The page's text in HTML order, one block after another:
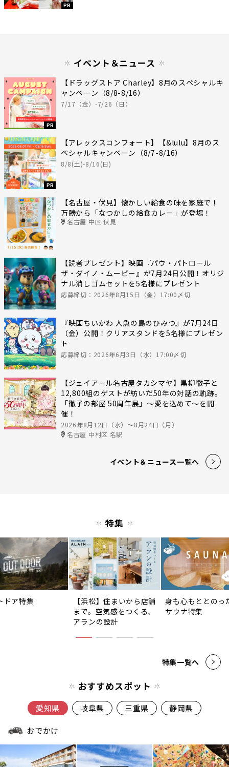
PR
イベント＆ニュース
PR
【ドラッグストア Charley】8月のスペシャルキ
ャンペーン（8/8-8/16）
7/17（金）-7/26（日）
PR
【アレックスコンフォート】【&lulu】8月のス
ペシャルキャンペーン（8/7-8/16）
8/8(土)-8/16(日)
【名古屋・伏見】懐かしい給食の味を家庭で！
万勝から「なつかしの給食カレー」が登場！
名古屋 中区 伏見
【読者プレゼント】映画『パウ・パトロール
ザ・ダイノ・ムービー』が7月24日公開！オリジ
ナル消しゴムセットを5名様にプレゼント
応募締切：2026年8月15日（金）17:00〆切
『映画ちいかわ 人魚の島のひみつ』が7月24日
（金）公開！クリアスタンドを5名様にプレゼン
ト
応募締切：2026年6月3日（水）17:00〆切
【ジェイアール名古屋タカシマヤ】黒柳徹子と
12,800組のゲストが紡いだ50年の対話の軌跡。
「徹子の部屋 50周年展」～愛を込めて～を開
催！
2026年8月12日（水）〜8月24日（月）
名古屋 中村区 名駅
イベント＆ニュース一覧へ
特集
ドア特集
【浜松】住まいから店舗
まで。空気感をつくる、
アランの設計
身も心もととのっ
サウナ特集
特集一覧へ
おすすめスポット
愛知県 岐阜県 三重県 静岡県
おでかけ